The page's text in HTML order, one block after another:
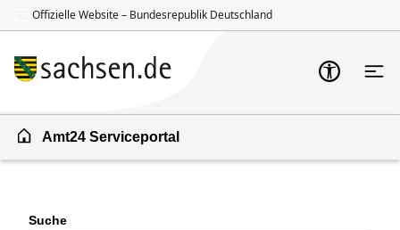
Offizielle Website – Bundesrepublik Deutschland
Amt24 Serviceportal
Suche